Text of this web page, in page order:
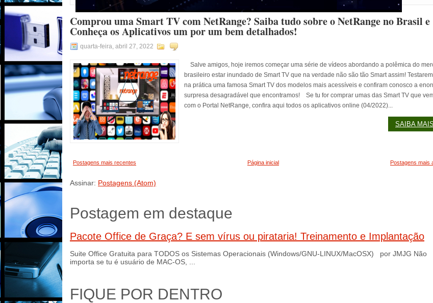
Comprou uma Smart TV com NetRange? Saiba tudo sobre o NetRange no Brasil e
Conheça os Aplicativos um por um bem detalhados!
quarta-feira, abril 27, 2022
Salve amigos, hoje iremos começar uma série de vídeos abordando a polêmica do
brasileiro estar inundado de Smart TV que na verdade não são tão Smart assim!
na prática uma famosa Smart TV dos modelos mais acessíveis e confiram conosco a
surpresa desagradável que encontramos! Se tu for comprar umas das Smart TV que
com o Portal NetRange, confira aqui todos os aplicativos online (04/2022)...
SAIBA
Postagens mais recentes Postagens mais
Página inicial
Assinar: Postagens (Atom)
Postagem em destaque
Pacote Office de Graça? E sem vírus ou pirataria! Treinamento e Implantação
Suite Office Gratuita para TODOS os Sistemas Operacionais (Windows/GNU-LINUX/MacOSX) por JMJG Não
importa se tu é usuário de MAC-OS, ...
FIQUE POR DENTRO